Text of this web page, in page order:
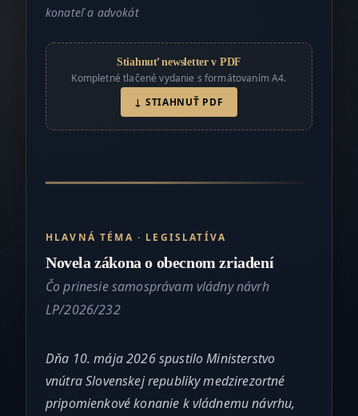
konateľ a advokát
Stiahnuť newsletter v PDF
Kompletné tlačené vydanie s formátovaním A4.
↓ STIAHNUŤ PDF
HLAVNÁ TÉMA · LEGISLATÍVA
Novela zákona o obecnom zriadení
Čo prinesie samosprávam vládny návrh
LP/2026/232
Dňa 10. mája 2026 spustilo Ministerstvo
vnútra Slovenskej republiky medzirezortné
pripomienkové konanie k vládnemu návrhu,